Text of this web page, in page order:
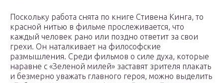
Поскольку работа снята по книге Стивена Кинга, то
красной нитью в фильме прослеживается, что
каждый человек рано или поздно ответит за свои
грехи. Он наталкивает на философские
размышления. Среди фильмов о силе духа, которые
наравне с «Зеленой милей» заставят зрителя плакать
и безмерно уважать главного героя, можно выделить